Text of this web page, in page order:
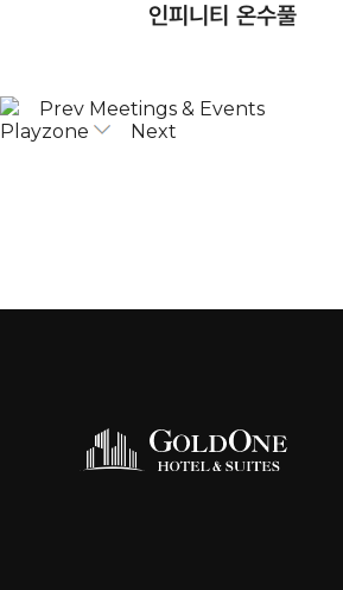
인피니티 온수풀
Prev Meetings & Events
Playzone
Next